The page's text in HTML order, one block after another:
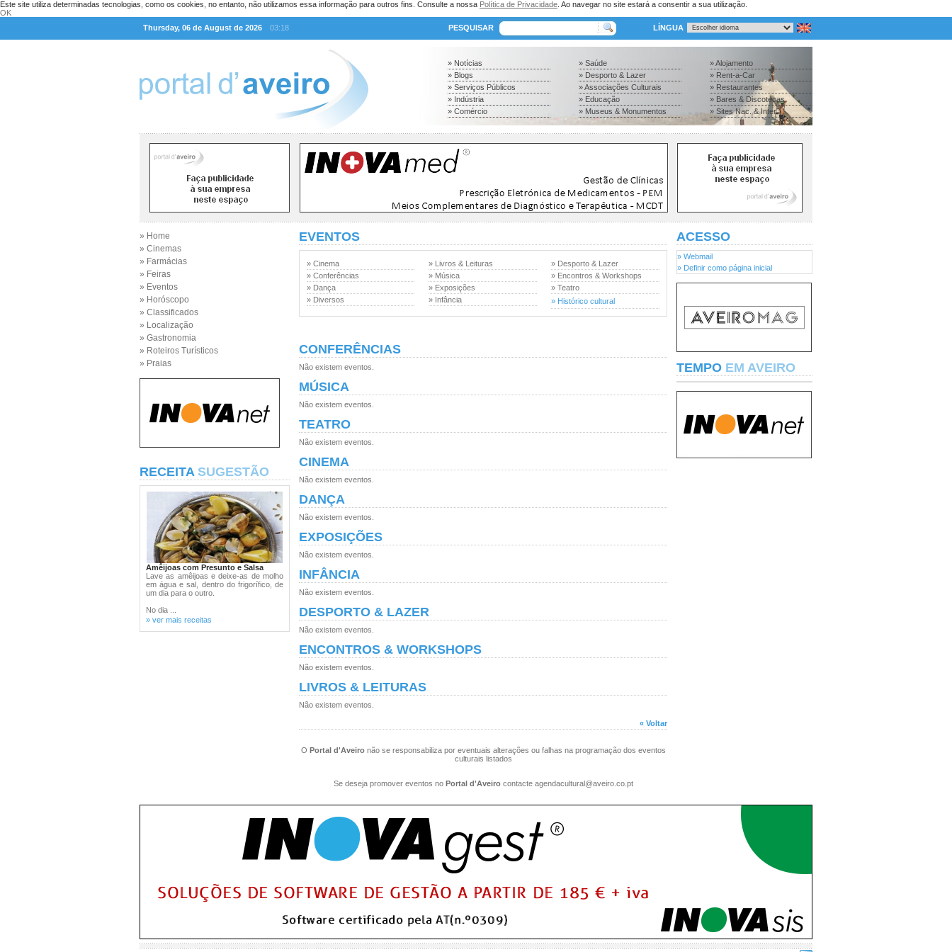
Este site utiliza determinadas tecnologias, como os cookies, no entanto, não utilizamos essa informação para outros fins. Consulte a nossa Política de Privacidade . Ao navegar no site estará a consentir a sua utilização.
OK
Thursday, 06 de August de 2026
03:18 PESQUISAR LÍNGUA
» Notícias
» Blogs
» Serviços Públicos
» Indústria
» Comércio
» Saúde
» Desporto & Lazer
» Associações Culturais
» Educação
» Museus & Monumentos
» Alojamento
» Rent-a-Car
» Restaurantes
» Bares & Discotecas
» Sites Nac. & Inter.
» Home
» Cinemas
» Farmácias
» Feiras
» Eventos
» Horóscopo
» Classificados
» Localização
» Gastronomia
» Roteiros Turísticos
» Praias
RECEITA SUGESTÃO
Amêijoas com Presunto e Salsa
Lave as amêijoas e deixe-as de molho
em água e sal, dentro do frigorífico, de
um dia para o outro.
No dia ...
» ver mais receitas
EVENTOS
» Cinema
» Conferências
» Dança
» Diversos
» Livros & Leituras
» Música
» Exposições
» Infância
» Desporto & Lazer
» Encontros & Workshops
» Teatro
» Histórico cultural
CONFERÊNCIAS
Não existem eventos.
MÚSICA
Não existem eventos.
TEATRO
Não existem eventos.
CINEMA
Não existem eventos.
DANÇA
Não existem eventos.
EXPOSIÇÕES
Não existem eventos.
INFÂNCIA
Não existem eventos.
DESPORTO & LAZER
Não existem eventos.
ENCONTROS & WORKSHOPS
Não existem eventos.
LIVROS & LEITURAS
Não existem eventos.
« Voltar
O Portal d'Aveironão se responsabiliza por eventuais alterações ou falhas na programação dos eventos
culturais listados
Se deseja promover eventos no Portal d'Aveirocontacte agendacultural@aveiro.co.pt
ACESSO
» Webmail
» Definir como página inicial
TEMPO EM AVEIRO